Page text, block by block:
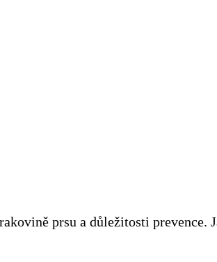
prsu a důležitosti